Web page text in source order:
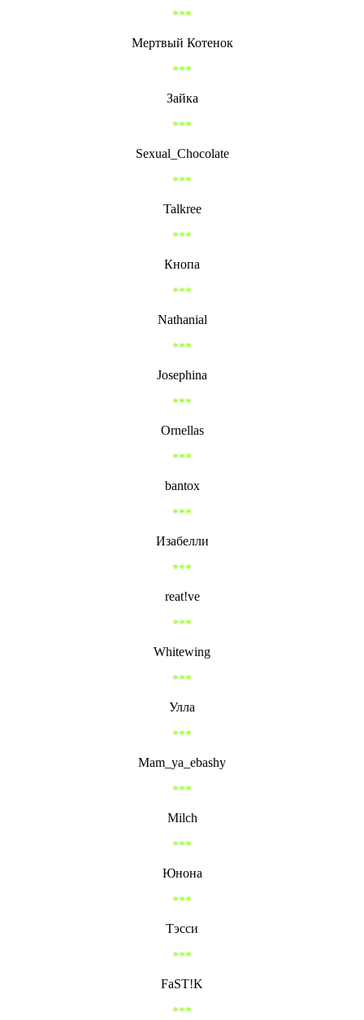
***
Мертвый Котенок
***
Зайка
***
Sexual_Chocolate
***
Talkree
***
Кнопа
***
Nathanial
***
Josephina
***
Ornellas
***
bantox
***
Изабелли
***
reat!ve
***
Whitewing
***
Улла
***
Mam_ya_ebashy
***
Milch
***
Юнона
***
Тэсси
***
FaST!K
***